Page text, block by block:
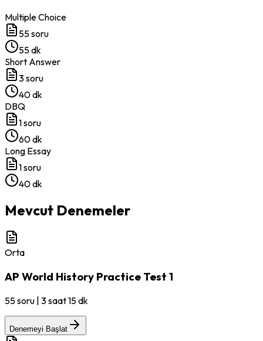
Multiple Choice
55soru
55 dk
Short Answer
3soru
40 dk
DBQ
1soru
60 dk
Long Essay
1soru
40 dk
Mevcut Denemeler
Orta
AP World History Practice Test 1
55soru | 3 saat 15 dk
Denemeyi Başlat